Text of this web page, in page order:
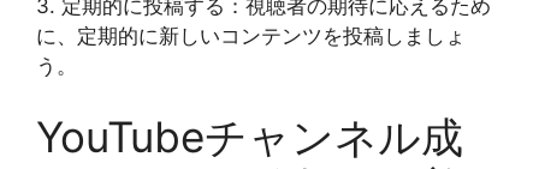
3. 定期的に投稿する：視聴者の期待に応えるため
に、定期的に新しいコンテンツを投稿しましょ
う。
YouTubeチャンネル成